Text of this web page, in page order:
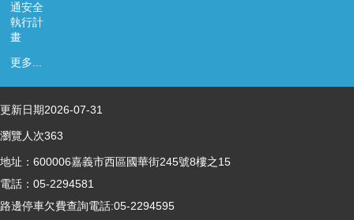
通安全
執行計
畫
更多...
更新日期2026-07-31
瀏覽人次363
地址：600006嘉義市西區國華街245號8樓之15
電話：05-2294581
路邊停車欠費查詢電話:05-2294595